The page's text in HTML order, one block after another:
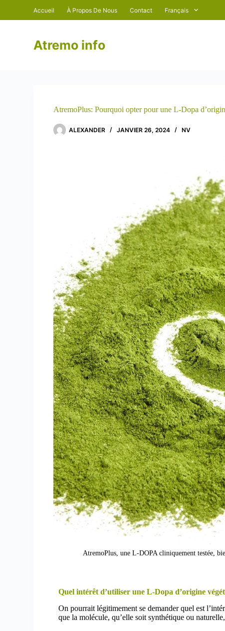
a
Accueil À Propos De Nous Contact Français
Atremo info
AtremoPlus: Pourquoi opter pour une L-Dopa
ALEXANDER JANVIER 26, 2024 NV
AtremoPlus, une L-DOPA cliniquement testée,
Quel intérêt d’utiliser une L-Dopa d’origine
On pourrait légitimement se demander quel est
que la molécule, qu’elle soit synthétique ou